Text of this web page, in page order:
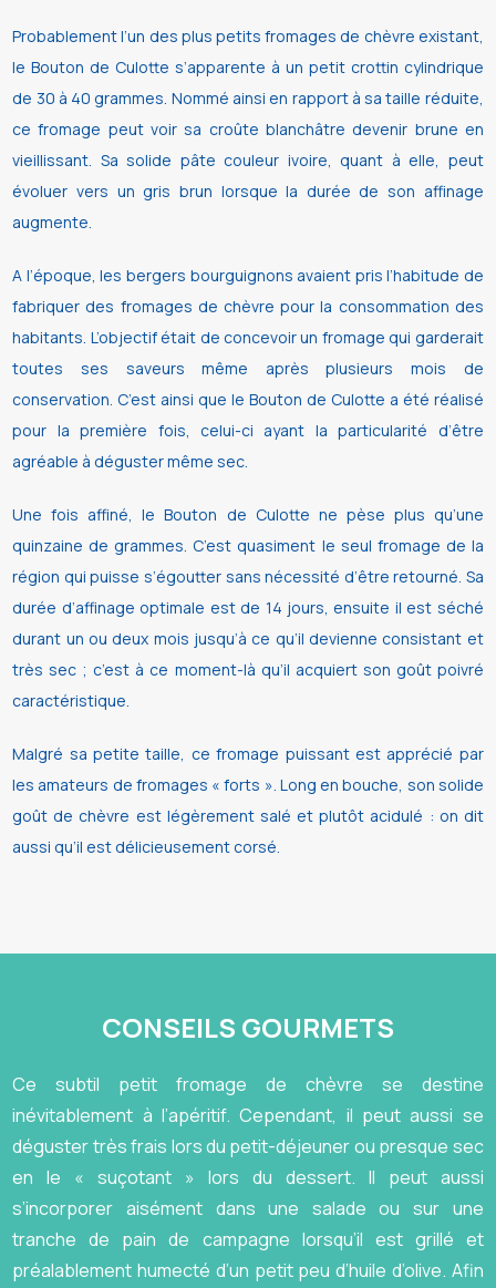
Probablement l’un des plus petits fromages de chèvre existant,
le Bouton de Culotte s’apparente à un petit crottin cylindrique
de 30 à 40 grammes. Nommé ainsi en rapport à sa taille réduite,
ce fromage peut voir sa croûte blanchâtre devenir brune en
vieillissant. Sa solide pâte couleur ivoire, quant à elle, peut
évoluer vers un gris brun lorsque la durée de son affinage
augmente.
A l’époque, les bergers bourguignons avaient pris l’habitude de
fabriquer des fromages de chèvre pour la consommation des
habitants. L’objectif était de concevoir un fromage qui garderait
toutes ses saveurs même après plusieurs mois de
conservation. C’est ainsi que le Bouton de Culotte a été réalisé
pour la première fois, celui-ci ayant la particularité d’être
agréable à déguster même sec.
Une fois affiné, le Bouton de Culotte ne pèse plus qu’une
quinzaine de grammes. C’est quasiment le seul fromage de la
région qui puisse s’égoutter sans nécessité d’être retourné. Sa
durée d’affinage optimale est de 14 jours, ensuite il est séché
durant un ou deux mois jusqu’à ce qu’il devienne consistant et
très sec ; c’est à ce moment-là qu’il acquiert son goût poivré
caractéristique.
Malgré sa petite taille, ce fromage puissant est apprécié par
les amateurs de fromages « forts ». Long en bouche, son solide
goût de chèvre est légèrement salé et plutôt acidulé : on dit
aussi qu’il est délicieusement corsé.
CONSEILS GOURMETS
Ce subtil petit fromage de chèvre se destine
inévitablement à l’apéritif. Cependant, il peut aussi se
déguster très frais lors du petit-déjeuner ou presque sec
en le « suçotant » lors du dessert. Il peut aussi
s’incorporer aisément dans une salade ou sur une
tranche de pain de campagne lorsqu’il est grillé et
préalablement humecté d’un petit peu d’huile d’olive. Afin